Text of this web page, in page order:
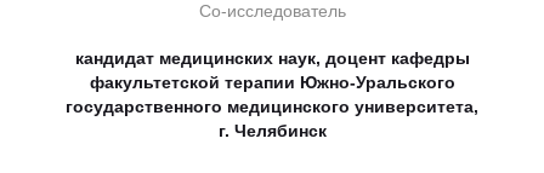
Со-исследователь
кандидат медицинских наук, доцент кафедры
факультетской терапии Южно-Уральского
государственного медицинского университета,
г. Челябинск